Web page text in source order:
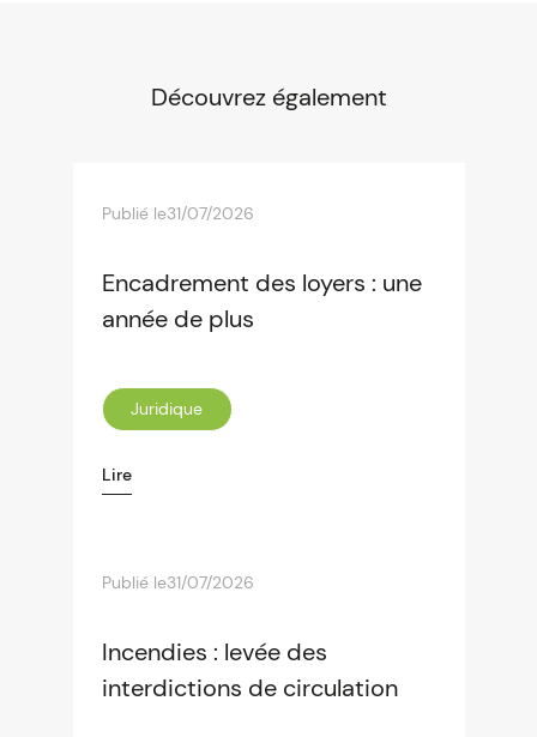
Découvrez également
Publié le31/07/2026
Encadrement des loyers : une
année de plus
Juridique
Lire
Publié le31/07/2026
Incendies : levée des
interdictions de circulation